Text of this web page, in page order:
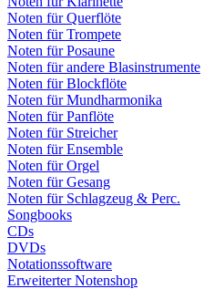
Noten für Querflöte
Noten für Trompete
Noten für Posaune
Noten für andere Blasinstrumente
Noten für Blockflöte
Noten für Mundharmonika
Noten für Panflöte
Noten für Streicher
Noten für Ensemble
Noten für Orgel
Noten für Gesang
Noten für Schlagzeug & Perc.
Songbooks
CDs
DVDs
Notationssoftware
Erweiterter Notenshop